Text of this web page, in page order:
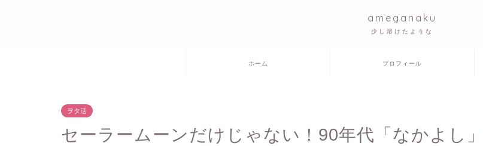
ameganaku
少し溶けたような
ホーム プロフィール
ヲタ活
セーラームーンだけじゃない！90年代「なかよし